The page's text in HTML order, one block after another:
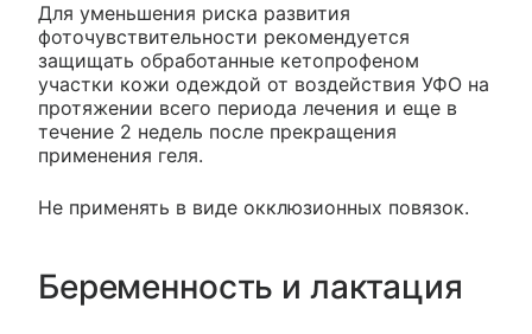
Для уменьшения риска развития
фоточувствительности рекомендуется
защищать обработанные кетопрофеном
участки кожи одеждой от воздействия УФО на
протяжении всего периода лечения и еще в
течение 2 недель после прекращения
применения геля.
Не применять в виде окклюзионных повязок.
Беременность и лактация